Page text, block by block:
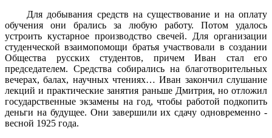
Для добывания средств на существование и на оплату
обучения они брались за любую работу. Потом удалось
устроить кустарное производство свечей. Для организации
студенческой взаимопомощи братья участвовали в создании
Общества русских студентов, причем Иван стал его
председателем. Средства собирались на благотворительных
вечерах, балах, научных чтениях… Иван закончил слушание
лекций и практические занятия раньше Дмитрия, но отложил
государственные экзамены на год, чтобы работой подкопить
деньги на будущее. Они завершили их сдачу одновременно -
весной 1925 года.